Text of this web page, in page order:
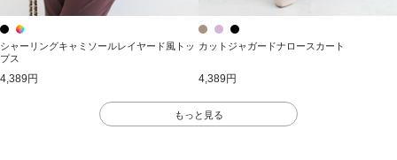
シャーリングキャミソールレイヤード風トッ
プス
4,389円
カットジャガードナロースカート
4,389円
もっと見る